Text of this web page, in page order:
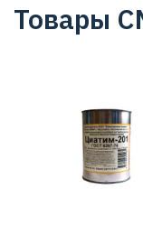
Товары